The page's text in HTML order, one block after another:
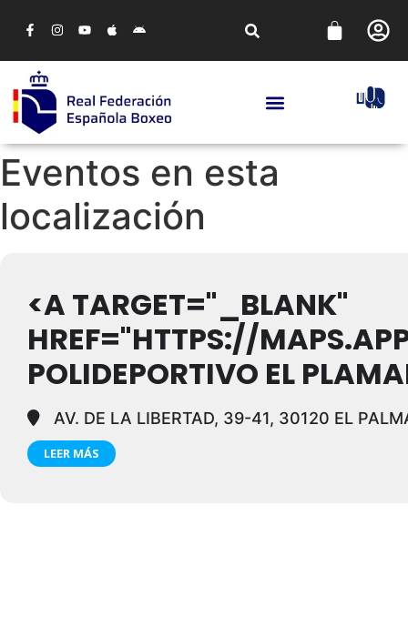
Eventos en esta
localización
<A TARGET="_BLANK"
HREF="HTTPS://
POLIDEPORTIVO EL
AV. DE LA LIBERTAD, 39-41, 30120 EL
LEER MÁS